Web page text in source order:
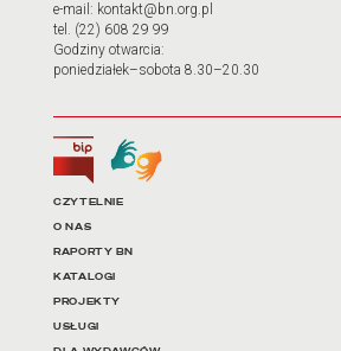
e-mail: kontakt@bn.org.pl
tel. (22) 608 29 99
Godziny otwarcia:
poniedziałek–sobota 8.30–20.30
Biuletyn Informacji Publicznej
Tłumacz języka migowego
Linki do
CZYTELNIE
O NAS
RAPORTY BN
KATALOGI
PROJEKTY
USŁUGI